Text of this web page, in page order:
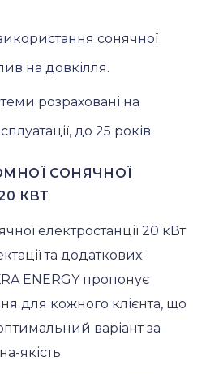
сонячної
на довкілля.
розраховані на
до 25 років.
СОНЯЧНОЇ
КВТ
електростанції 20 кВт
та додаткових
ENERGY пропонує
для кожного клієнта, що
варіант за
якість.